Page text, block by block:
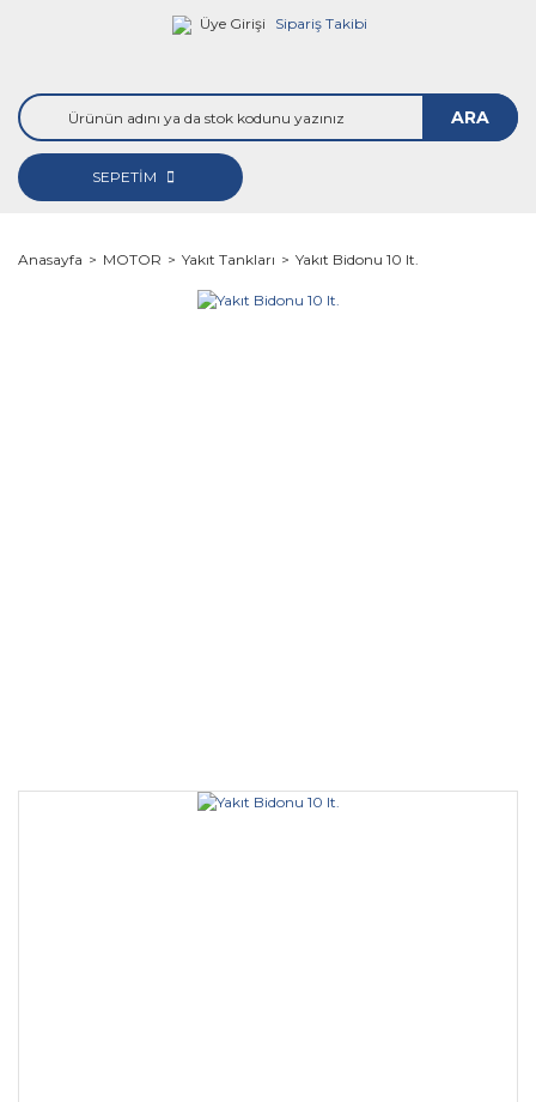
Üye Girişi Sipariş Takibi
ARA
SEPETİM
Anasayfa MOTOR Yakıt Tankları Yakıt Bidonu 10 lt.